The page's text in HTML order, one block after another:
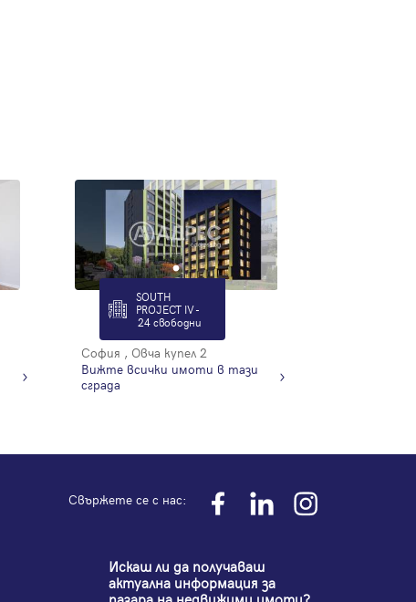
SOUTH
PROJECT IV -
24 свободни
София , Овча купел 2
Вижте всички имоти в тази
сграда
Свържете се с нас:
Искаш ли да получаваш
актуална информация за
пазара на недвижими имоти?